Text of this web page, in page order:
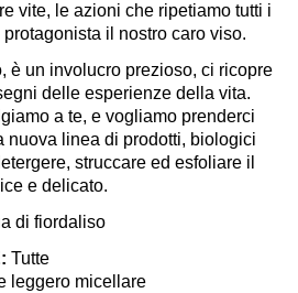
vite, le azioni che ripetiamo tutti i
il nostro caro viso.
è un involucro prezioso, ci ricopre
delle esperienze della vita.
a te, e vogliamo prenderci
nuova linea di prodotti, biologici
struccare ed esfoliare il
e delicato.
di fiordaliso
Tutte
leggero micellare